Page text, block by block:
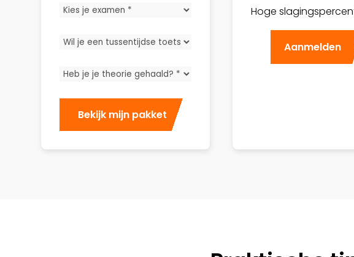
Kies
examen*
Wil
een
tussentijdse
toets?
Heb
theorie
gehaald?
Hoge
Aanmelden